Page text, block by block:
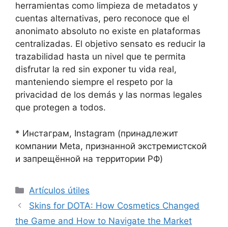
herramientas como limpieza de metadatos y
cuentas alternativas, pero reconoce que el
anonimato absoluto no existe en plataformas
centralizadas. El objetivo sensato es reducir la
trazabilidad hasta un nivel que te permita
disfrutar la red sin exponer tu vida real,
manteniendo siempre el respeto por la
privacidad de los demás y las normas legales
que protegen a todos.
* Инстаграм, Instagram (принадлежит
компании Meta, признанной экстремистской
и запрещённой на территории РФ)
Рубрики
Artículos útiles
Skins for DOTA: How Cosmetics Changed
the Game and How to Navigate the Market